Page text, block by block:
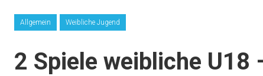
Allgemein Weibliche Jugend
2 Spiele weibliche U18